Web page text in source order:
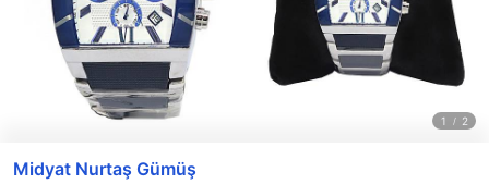
Midyat Nurtaş Gümüş